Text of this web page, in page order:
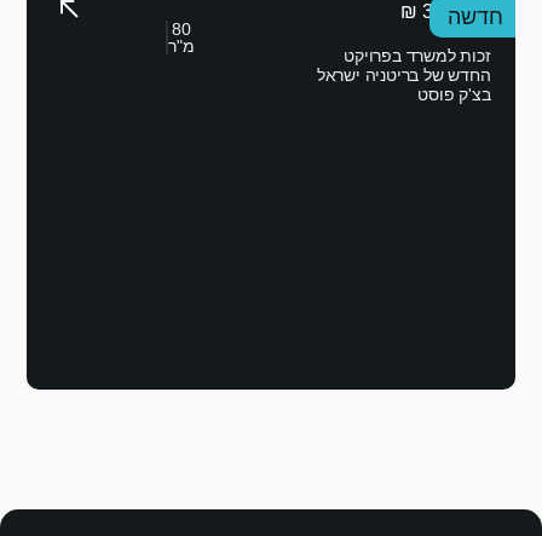
חדשה
390,000 ₪
זכות למשרד בפרויקט
החדש של בריטניה ישראל
בצ'ק פוסט
80
מ"ר